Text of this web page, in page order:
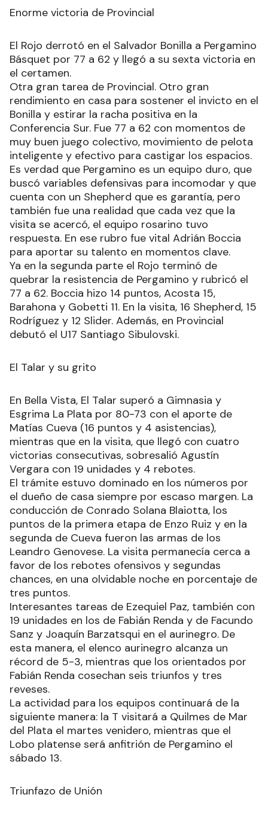
Enorme victoria de Provincial
El Rojo derrotó en el Salvador Bonilla a Pergamino
Básquet por 77 a 62 y llegó a su sexta victoria en
el certamen.
Otra gran tarea de Provincial. Otro gran
rendimiento en casa para sostener el invicto en el
Bonilla y estirar la racha positiva en la
Conferencia Sur. Fue 77 a 62 con momentos de
muy buen juego colectivo, movimiento de pelota
inteligente y efectivo para castigar los espacios.
Es verdad que Pergamino es un equipo duro, que
buscó variables defensivas para incomodar y que
cuenta con un Shepherd que es garantía, pero
también fue una realidad que cada vez que la
visita se acercó, el equipo rosarino tuvo
respuesta. En ese rubro fue vital Adrián Boccia
para aportar su talento en momentos clave.
Ya en la segunda parte el Rojo terminó de
quebrar la resistencia de Pergamino y rubricó el
77 a 62. Boccia hizo 14 puntos, Acosta 15,
Barahona y Gobetti 11. En la visita, 16 Shepherd, 15
Rodríguez y 12 Slider. Además, en Provincial
debutó el U17 Santiago Sibulovski.
El Talar y su grito
En Bella Vista, El Talar superó a Gimnasia y
Esgrima La Plata por 80-73 con el aporte de
Matías Cueva (16 puntos y 4 asistencias),
mientras que en la visita, que llegó con cuatro
victorias consecutivas, sobresalió Agustín
Vergara con 19 unidades y 4 rebotes.
El trámite estuvo dominado en los números por
el dueño de casa siempre por escaso margen. La
conducción de Conrado Solana Blaiotta, los
puntos de la primera etapa de Enzo Ruiz y en la
segunda de Cueva fueron las armas de los
Leandro Genovese. La visita permanecía cerca a
favor de los rebotes ofensivos y segundas
chances, en una olvidable noche en porcentaje de
tres puntos.
Interesantes tareas de Ezequiel Paz, también con
19 unidades en los de Fabián Renda y de Facundo
Sanz y Joaquín Barzatsqui en el aurinegro. De
esta manera, el elenco aurinegro alcanza un
récord de 5-3, mientras que los orientados por
Fabián Renda cosechan seis triunfos y tres
reveses.
La actividad para los equipos continuará de la
siguiente manera: la T visitará a Quilmes de Mar
del Plata el martes venidero, mientras que el
Lobo platense será anfitrión de Pergamino el
sábado 13.
Triunfazo de Unión